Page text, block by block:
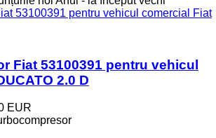
Fiat 53100391 pentru vehicul
2.0 D
EUR